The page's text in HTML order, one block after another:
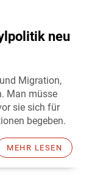
neu
Migration,
Man müsse
sie sich für
begeben.
MEHR LESEN